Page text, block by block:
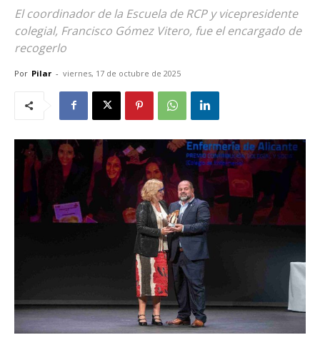
El coordinador de la Escuela de RCP y vicepresidente
colegial, Francisco Gómez Vitero, fue el encargado de
recogerlo
Por Pilar - viernes, 17 de octubre de 2025